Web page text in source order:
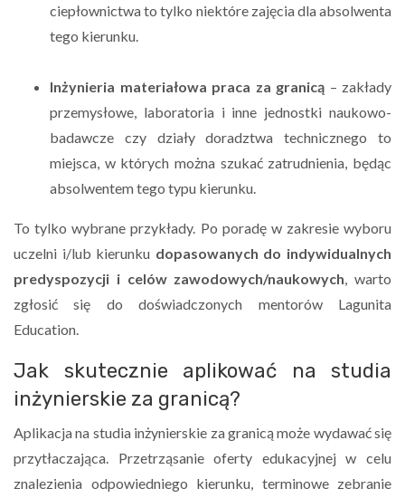
ciepłownictwa to tylko niektóre zajęcia dla absolwenta
tego kierunku.
Inżynieria materiałowa praca za granicą – zakłady
przemysłowe, laboratoria i inne jednostki naukowo-
badawcze czy działy doradztwa technicznego to
miejsca, w których można szukać zatrudnienia, będąc
absolwentem tego typu kierunku.
To tylko wybrane przykłady. Po poradę w zakresie wyboru
uczelni i/lub kierunku dopasowanych do indywidualnych
predyspozycji i celów zawodowych/naukowych , warto
zgłosić się do doświadczonych mentorów Lagunita
Education.
Jak skutecznie aplikować na studia
inżynierskie za granicą?
Aplikacja na studia inżynierskie za granicą może wydawać się
przytłaczająca. Przetrząsanie oferty edukacyjnej w celu
znalezienia odpowiedniego kierunku, terminowe zebranie